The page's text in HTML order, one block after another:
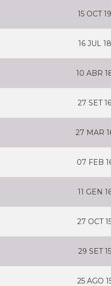
15 OCT 19
16 JUL 18
10 ABR
27 SET 16
27 MAR
07 FEB
11 GEN
27 OCT
29 SET 15
25 AGO